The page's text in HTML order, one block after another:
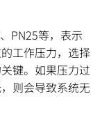
PN25等，表示
工作压力，选择
键。如果压力过
则会导致系统无